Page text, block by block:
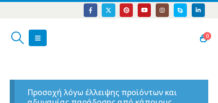
0
Προσοχή λόγω έλλειψης προϊόντων και